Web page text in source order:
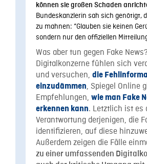
können sie großen Schaden
Bundeskanzlerin sah sich genötigt,
zu mahnen: “Glauben sie keinen
sondern nur den offiziellen
Was aber tun gegen Fake
Digitalkonzerne fühlen sich
und versuchen, die
einzudämmen, Spiegel Online
Empfehlungen, wie man Fake
erkennen kann. Letztlich ist es
Verantwortung derjenigen, die
identifizieren, auf diese
Außerdem zeigen die Fälle
zu einer umfassenden